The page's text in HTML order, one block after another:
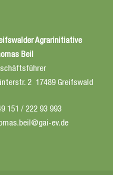
Agrarinitiative
Beil
2 17489 Greifswald
151 / 222 93 993
ev.de